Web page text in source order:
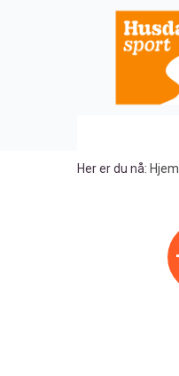
Her er du nå: Hjem